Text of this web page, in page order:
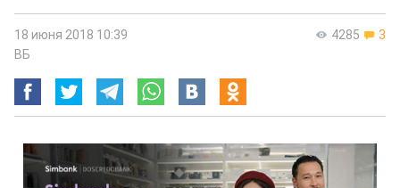
4285 3
18 июня 2018 10:39
ВБ